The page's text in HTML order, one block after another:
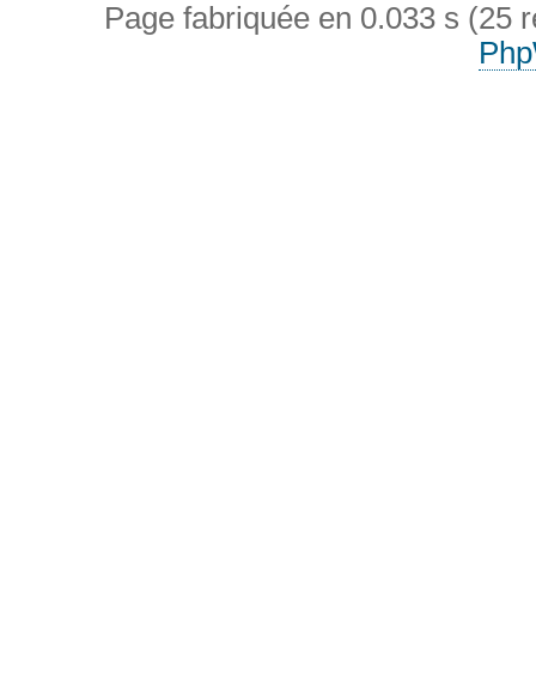
Page fabriquée en 0.033 s (25
Php